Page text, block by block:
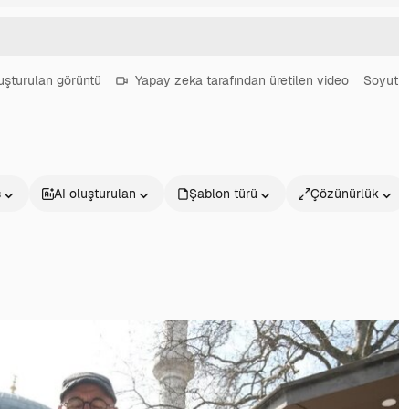
görüntü Yapay zeka tarafından üretilen video Soyut
AI oluşturulan Şablon türü Çözünürlük